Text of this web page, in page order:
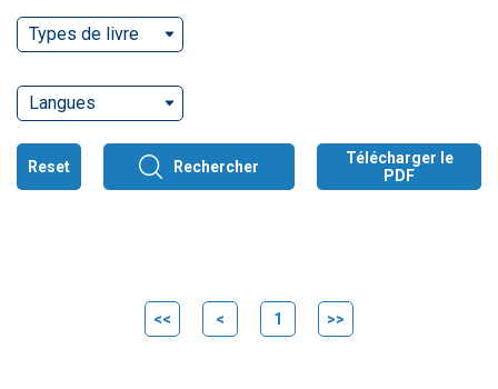
Types de livre
Langues
Reset Rechercher
Télécharger le
PDF
<< < 1 >>